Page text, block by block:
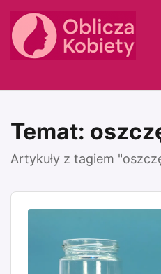
Styl
Psychologia
Relacje
Praca
Finanse
Inspiracje
Temat:
Artykuły z tagiem